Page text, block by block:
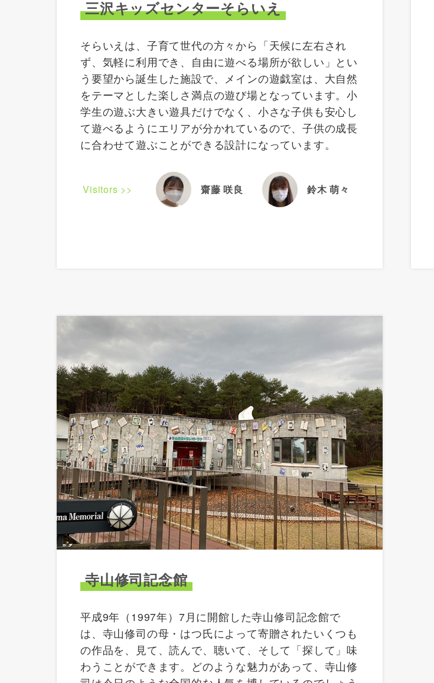
三沢キッズセンターそらいえ
そらいえは、子育て世代の方々から「天候に左右され
ず、気軽に利用でき、自由に遊べる場所が欲しい」とい
う要望から誕生した施設で、メインの遊戯室は、大自然
をテーマとした楽しさ満点の遊び場となっています。小
学生の遊ぶ大きい遊具だけでなく、小さな子供も安心し
て遊べるようにエリアが分かれているので、子供の成長
に合わせて遊ぶことができる設計になっています。
Visitors >> 齋藤 咲良 鈴木 萌々
寺山修司記念館
平成9年（1997年）7月に開館した寺山修司記念館で
は、寺山修司の母・はつ氏によって寄贈されたいくつも
の作品を、見て、読んで、聴いて、そして「探して」味
わうことができます。どのような魅力があって、寺山修